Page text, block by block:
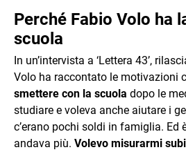
Perché Fabio Volo ha
scuola
In un’intervista a ‘Lettera 43’,
Volo ha raccontato le motivazioni
smettere con la scuola dopo le
studiare e voleva anche aiutare i
c’erano pochi soldi in famiglia. Ed
andava più. Volevo misurarmi